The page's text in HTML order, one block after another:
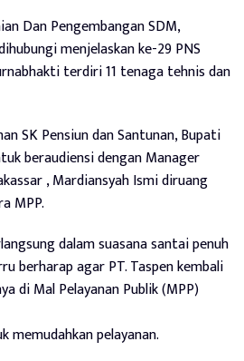
Dan Pengembangan SDM,
menjelaskan ke-29 PNS
terdiri 11 tenaga tehnis dan
SK Pensiun dan Santunan, Bupati
beraudiensi dengan Manager
, Mardiansyah Ismi diruang
MPP.
dalam suasana santai penuh
berharap agar PT. Taspen kembali
di Mal Pelayanan Publik (MPP)
memudahkan pelayanan.